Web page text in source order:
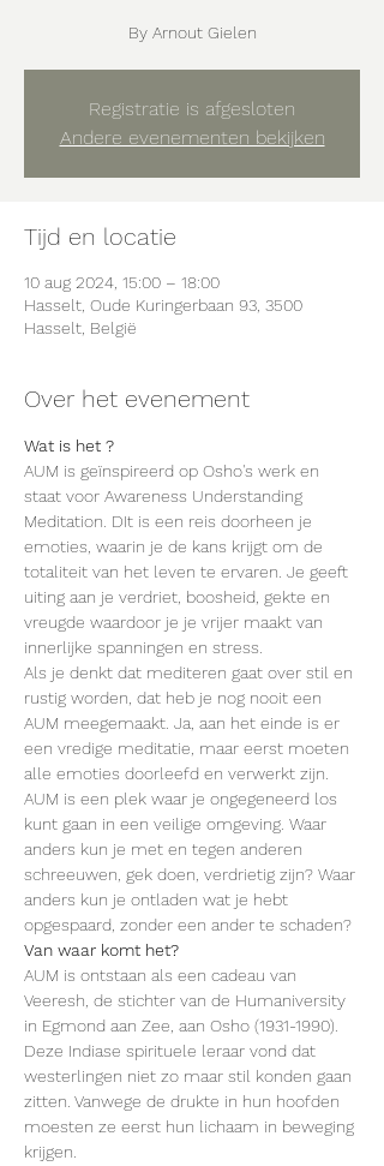
By Arnout Gielen
Registratie is afgesloten
Andere evenementen bekijken
Tijd en locatie
10 aug 2024, 15:00 – 18:00
Hasselt, Oude Kuringerbaan 93, 3500
Hasselt, België
Over het evenement
Wat is het ?
AUM is geïnspireerd op Osho's werk en
staat voor Awareness Understanding
Meditation. DIt is een reis doorheen je
emoties, waarin je de kans krijgt om de
totaliteit van het leven te ervaren. Je geeft
uiting aan je verdriet, boosheid, gekte en
vreugde waardoor je je vrijer maakt van
innerlijke spanningen en stress.
Als je denkt dat mediteren gaat over stil en
rustig worden, dat heb je nog nooit een
AUM meegemaakt. Ja, aan het einde is er
een vredige meditatie, maar eerst moeten
alle emoties doorleefd en verwerkt zijn.
AUM is een plek waar je ongegeneerd los
kunt gaan in een veilige omgeving. Waar
anders kun je met en tegen anderen
schreeuwen, gek doen, verdrietig zijn? Waar
anders kun je ontladen wat je hebt
opgespaard, zonder een ander te schaden?
Van waar komt het?
AUM is ontstaan als een cadeau van
Veeresh, de stichter van de Humaniversity
in Egmond aan Zee, aan Osho (1931-1990).
Deze Indiase spirituele leraar vond dat
westerlingen niet zo maar stil konden gaan
zitten. Vanwege de drukte in hun hoofden
moesten ze eerst hun lichaam in beweging
krijgen.